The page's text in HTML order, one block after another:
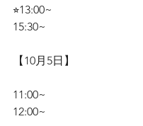
⭐︎13:00~
15:30~
【10月5日】
11:00~
12:00~